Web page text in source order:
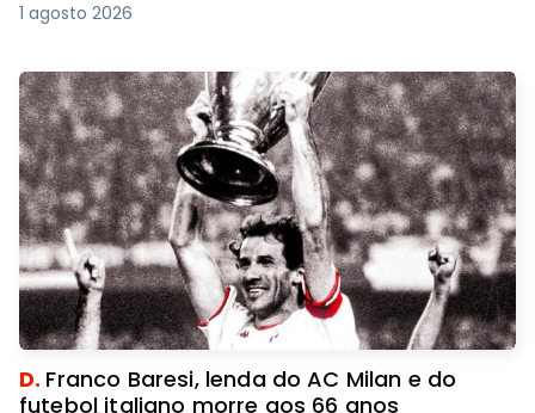
1 agosto 2026
D. Franco Baresi, lenda do AC Milan e do
futebol italiano morre aos 66 anos